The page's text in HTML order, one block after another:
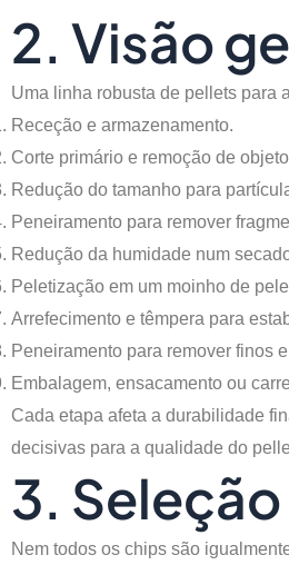
2. Visão
Uma linha robusta de pellets para
Receção e armazenamento.
Corte primário e remoção de
Redução do tamanho para
Peneiramento para remover
Redução da humidade num
Peletização em um moinho de
Arrefecimento e têmpera para
Peneiramento para remover finos
Embalagem, ensacamento ou
Cada etapa afeta a durabilidade
decisivas para a qualidade do
3.
Nem todos os chips são